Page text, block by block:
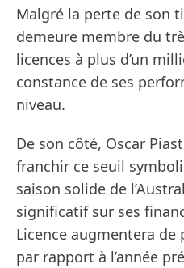
Malgré la perte de son
demeure membre du
licences à plus d’un
constance de ses
niveau.
De son côté, Oscar
franchir ce seuil
saison solide de
significatif sur ses
Licence augmentera de
par rapport à l’année